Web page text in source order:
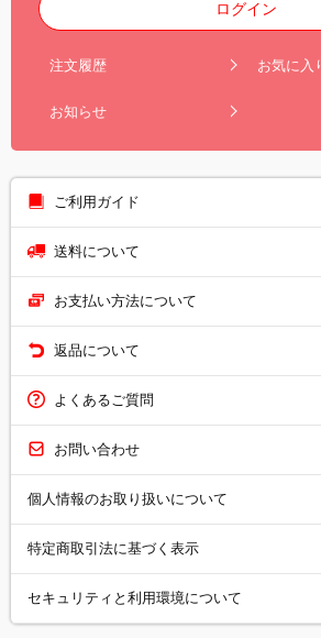
ログイン
注文履歴 お気に入
お知らせ
ご利用ガイド
送料について
お支払い方法について
返品について
よくあるご質問
お問い合わせ
個人情報のお取り扱いについて
特定商取引法に基づく表示
セキュリティと利用環境について